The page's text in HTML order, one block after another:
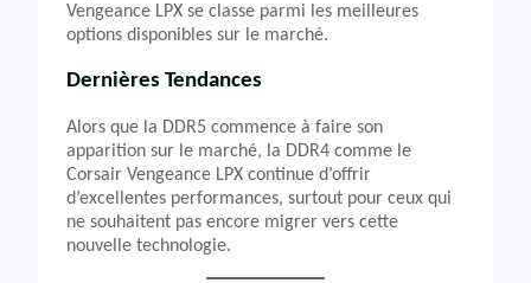
Vengeance LPX se classe parmi les meilleures
options disponibles sur le marché.
Dernières Tendances
Alors que la DDR5 commence à faire son
apparition sur le marché, la DDR4 comme le
Corsair Vengeance LPX continue d’offrir
d’excellentes performances, surtout pour ceux qui
ne souhaitent pas encore migrer vers cette
nouvelle technologie.